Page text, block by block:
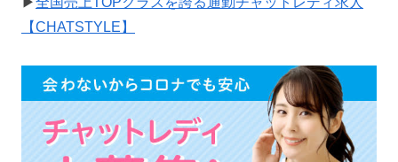
【CHATSTYLE】